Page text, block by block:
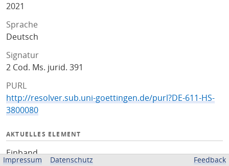
2021
Sprache
Deutsch
Signatur
2 Cod. Ms. jurid. 391
PURL
http://resolver.sub.uni-goettingen.de/purl?DE-611-HS-
3800080
AKTUELLES ELEMENT
Einband
Impressum Datenschutz Feedback